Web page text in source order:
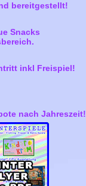
bereitgestellt!
Snacks
inkl Freispiel!
nach Jahreszeit!